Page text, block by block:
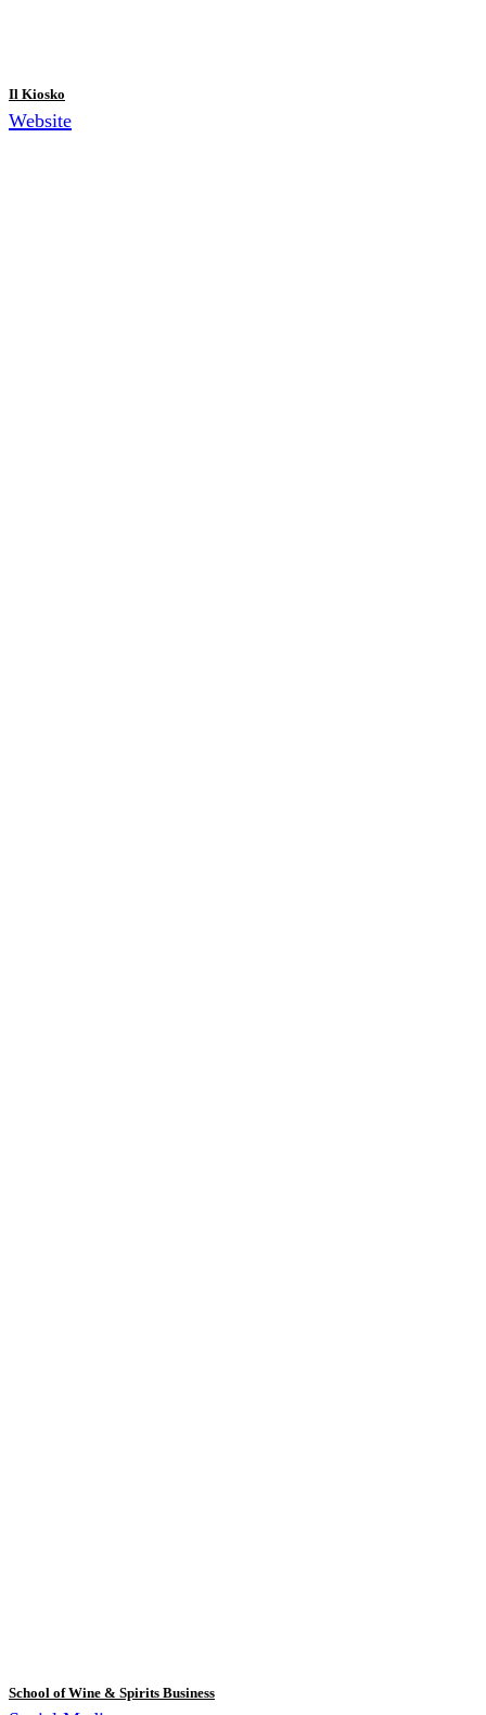
Il Kiosko
Website
School of Wine & Spirits Business